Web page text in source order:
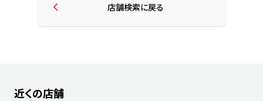
店舗検索に戻る
近くの店舗